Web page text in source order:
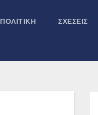
ΠΟΛΙΤΙΚΗ ΣΧΕΣΕΙΣ